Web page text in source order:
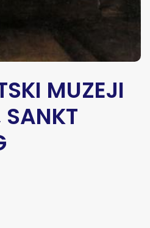
MUZEJI